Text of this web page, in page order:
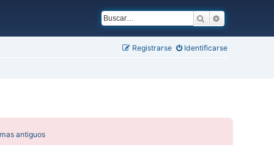
Buscar
Identificarse
Registrarse
antiguos